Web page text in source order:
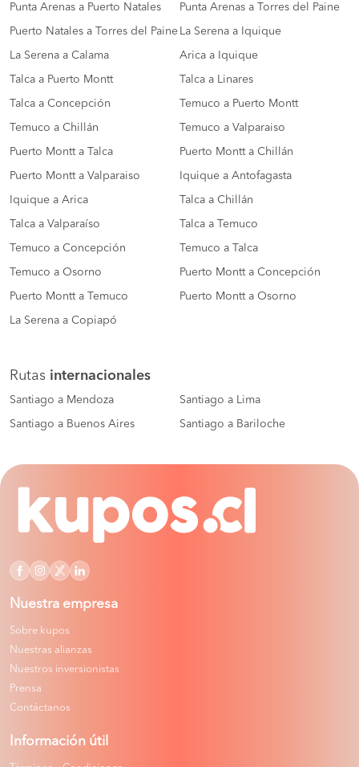
Punta Arenas a Puerto Natales Punta Arenas a Torres del Paine
Puerto Natales a Torres del Paine La Serena a Iquique
La Serena a Calama Arica a Iquique
Talca a Puerto Montt Talca a Linares
Talca a Concepción Temuco a Puerto Montt
Temuco a Chillán Temuco a Valparaiso
Puerto Montt a Talca Puerto Montt a Chillán
Puerto Montt a Valparaiso Iquique a Antofagasta
Iquique a Arica Talca a Chillán
Talca a Valparaíso Talca a Temuco
Temuco a Concepción Temuco a Talca
Temuco a Osorno Puerto Montt a Concepción
Puerto Montt a Temuco Puerto Montt a Osorno
La Serena a Copiapó
Rutas internacionales
Santiago a Mendoza Santiago a Lima
Santiago a Buenos Aires Santiago a Bariloche
Nuestra empresa
Sobre kupos
Nuestras alianzas
Nuestros inversionistas
Prensa
Contáctanos
Información útil